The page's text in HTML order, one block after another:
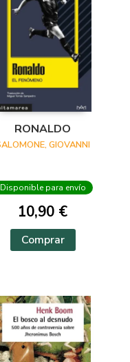
RONALDO
GIOVANNI
Disponible para envío
10,90 €
Comprar